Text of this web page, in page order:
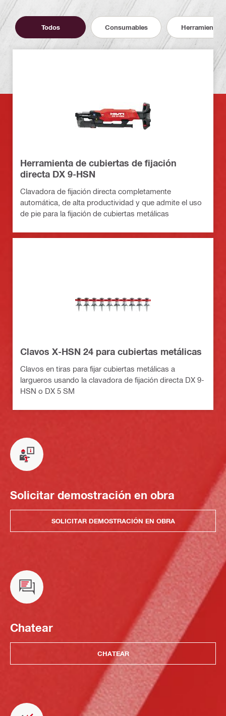
Todos Consumables Herramientas
Herramienta de cubiertas de fijación
directa DX 9-HSN
Clavadora de fijación directa completamente
automática, de alta productividad y que admite el uso
de pie para la fijación de cubiertas metálicas
Clavos X-HSN 24 para cubiertas metálicas
Clavos en tiras para fijar cubiertas metálicas a
largueros usando la clavadora de fijación directa DX 9-
HSN o DX 5 SM
Solicitar demostración en obra
SOLICITAR DEMOSTRACIÓN EN OBRA
Chatear
CHATEAR